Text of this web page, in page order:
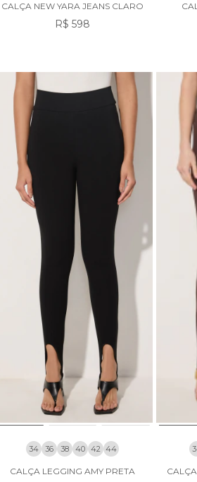
CALÇA NEW YARA JEANS CLARO
R$ 598
34 36 38 40 42 44
CALÇA LEGGING AMY PRETA